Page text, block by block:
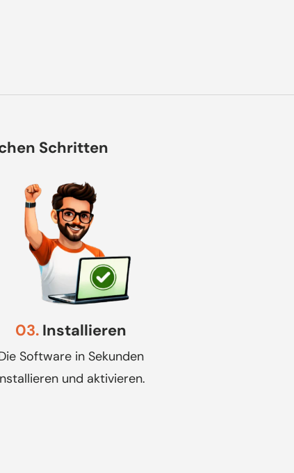
Schritten
03. Installieren
Software in Sekunden
und aktivieren.